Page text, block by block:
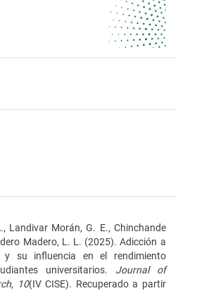
Landivar Morán, G. E., Chinchande
Madero, L. L. (2025). Adicción a
y su influencia en el rendimiento
universitarios. Journal of
, 10(IV CISE). Recuperado a partir